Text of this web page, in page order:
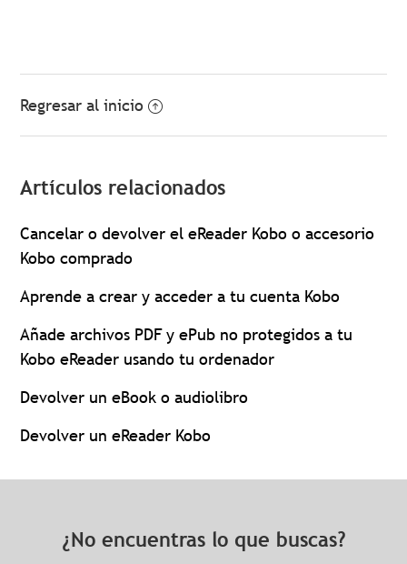
Regresar al inicio
Artículos relacionados
Cancelar o devolver el eReader Kobo o accesorio
Kobo comprado
Aprende a crear y acceder a tu cuenta Kobo
Añade archivos PDF y ePub no protegidos a tu
Kobo eReader usando tu ordenador
Devolver un eBook o audiolibro
Devolver un eReader Kobo
¿No encuentras lo que buscas?